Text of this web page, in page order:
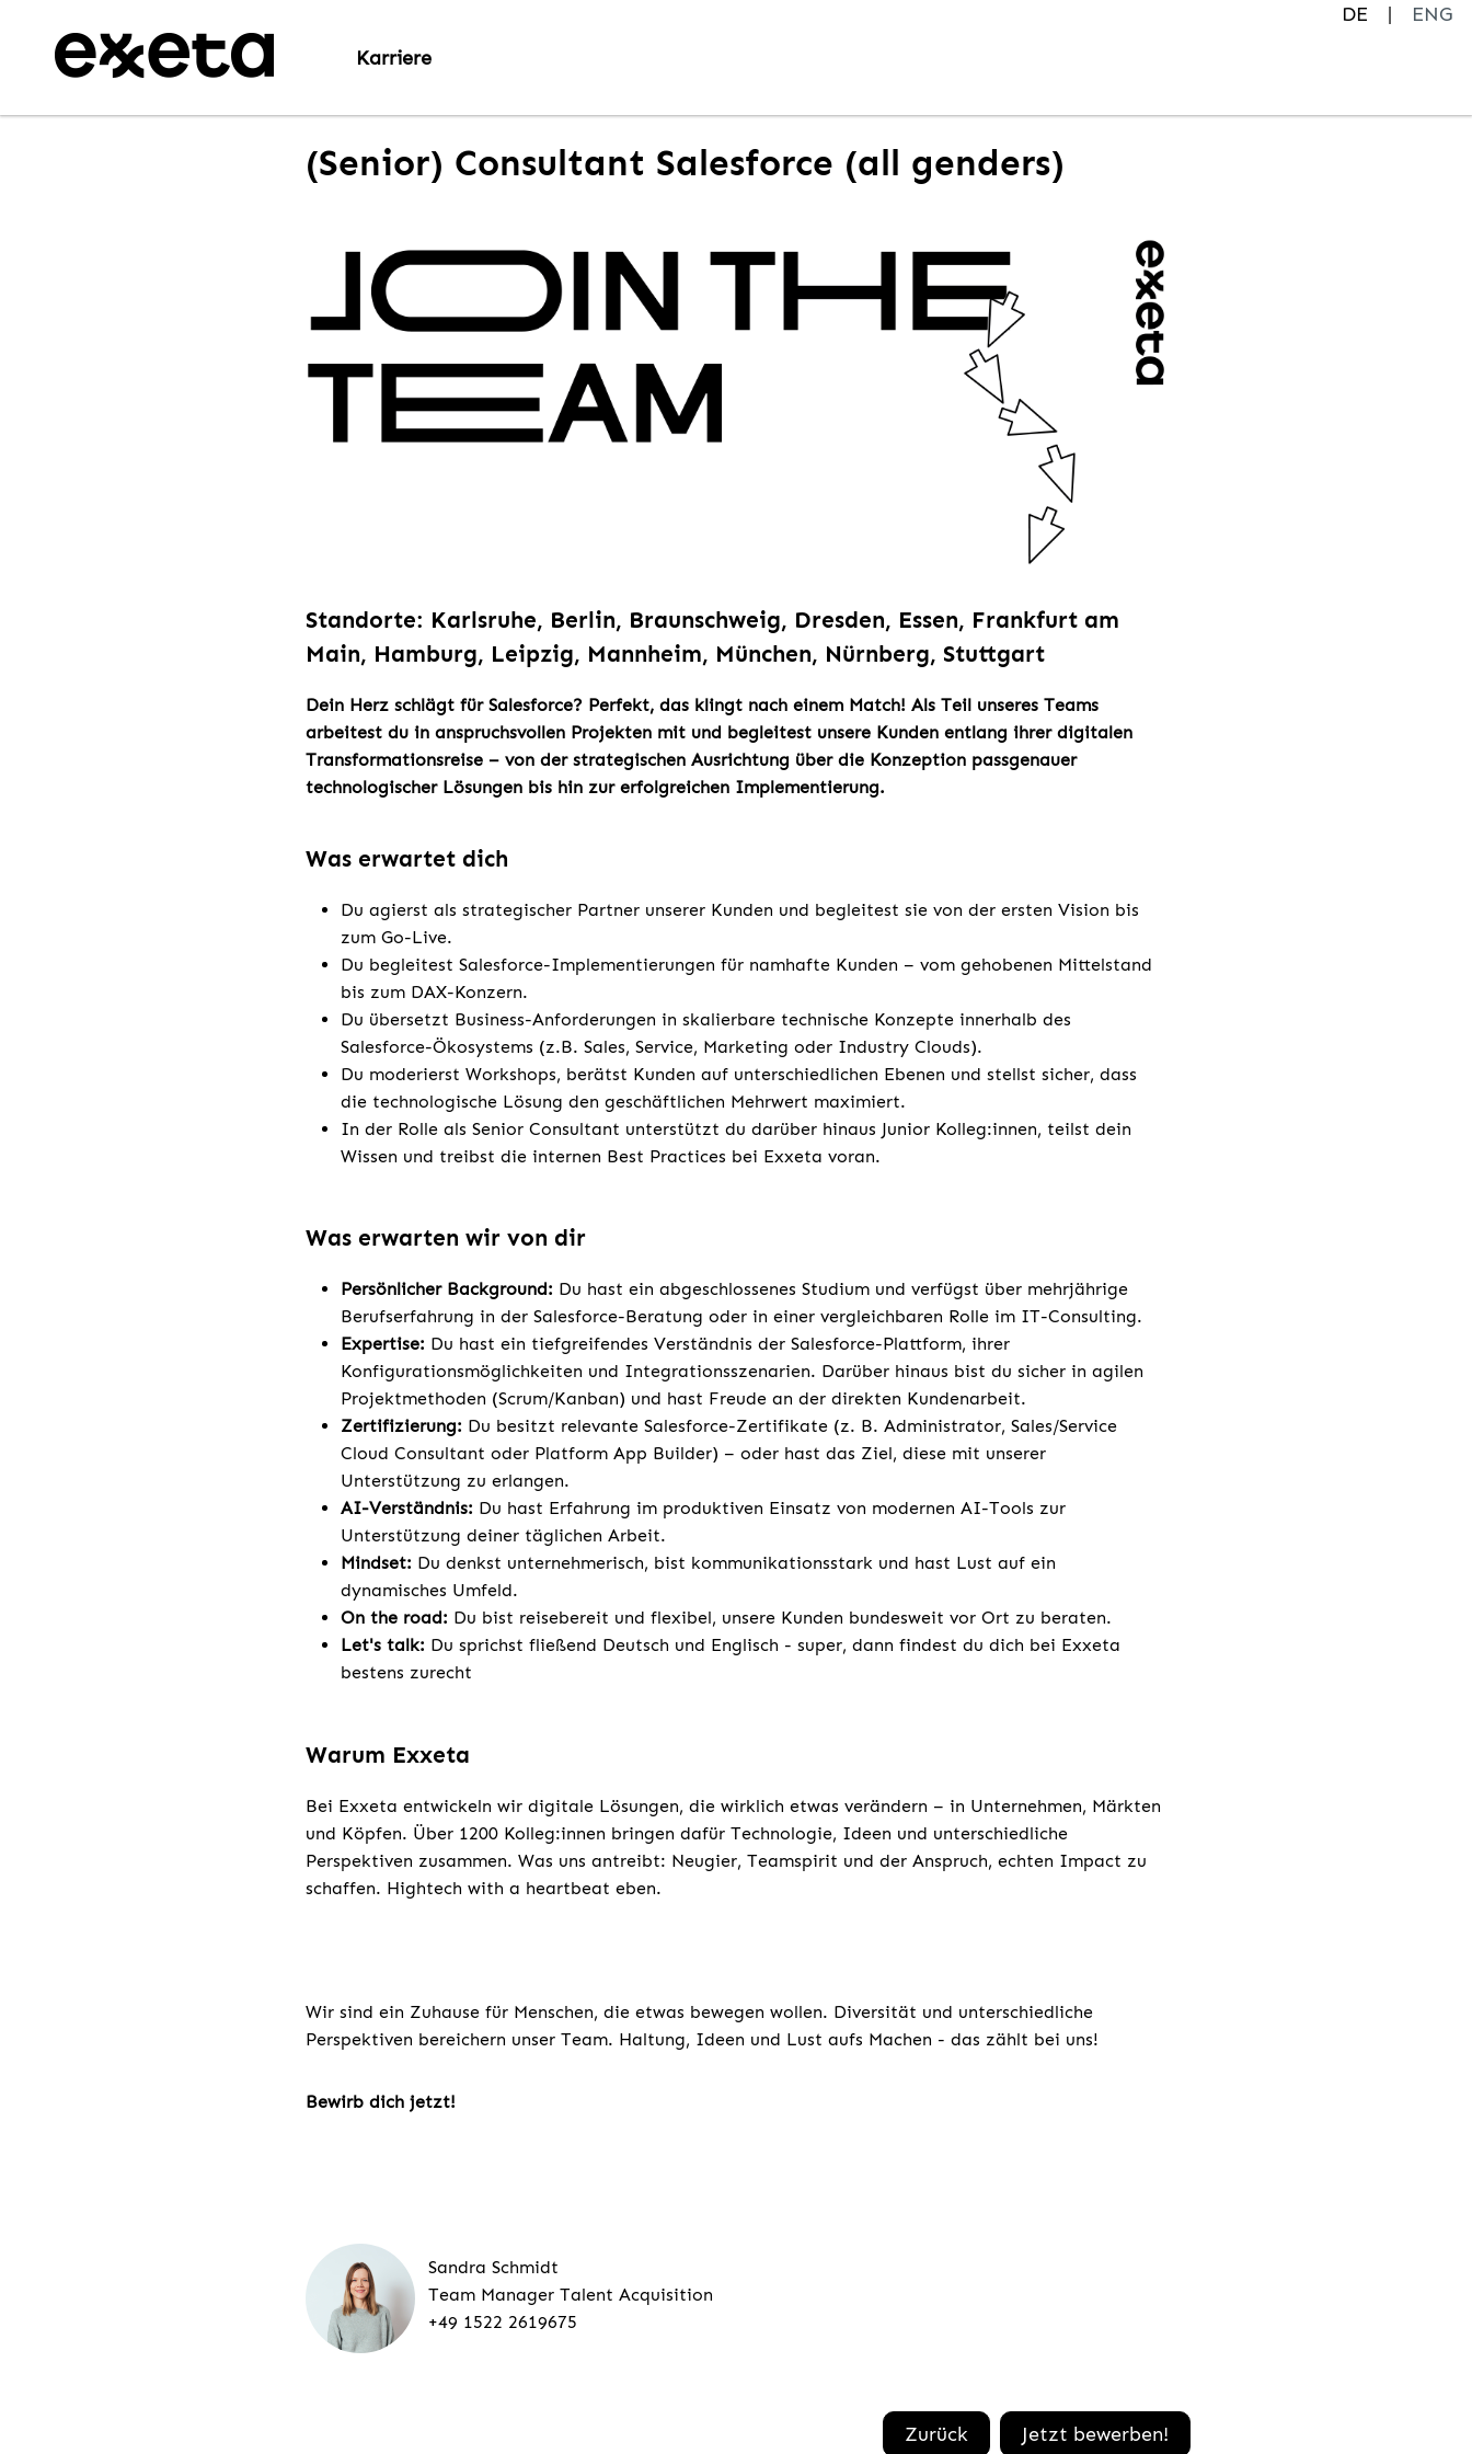
DE
ENG
Karriere
(Senior) Consultant Salesforce (all genders)
Standorte: Karlsruhe, Berlin, Braunschweig, Dresden, Essen, Frankfurt am
Main, Hamburg, Leipzig, Mannheim, München, Nürnberg, Stuttgart
Dein Herz schlägt für Salesforce? Perfekt, das klingt nach einem Match! Als Teil unseres Teams
arbeitest du in anspruchsvollen Projekten mit und begleitest unsere Kunden entlang ihrer digitalen
Transformationsreise – von der strategischen Ausrichtung über die Konzeption passgenauer
technologischer Lösungen bis hin zur erfolgreichen Implementierung.
Was erwartet dich
Du agierst als strategischer Partner unserer Kunden und begleitest sie von der ersten Vision bis
zum Go-Live.
Du begleitest Salesforce-Implementierungen für namhafte Kunden – vom gehobenen Mittelstand
bis zum DAX-Konzern.
Du übersetzt Business-Anforderungen in skalierbare technische Konzepte innerhalb des
Salesforce-Ökosystems (z.B. Sales, Service, Marketing oder Industry Clouds).
Du moderierst Workshops, berätst Kunden auf unterschiedlichen Ebenen und stellst sicher, dass
die technologische Lösung den geschäftlichen Mehrwert maximiert.
In der Rolle als Senior Consultant unterstützt du darüber hinaus Junior Kolleg:innen, teilst dein
Wissen und treibst die internen Best Practices bei Exxeta voran.
Was erwarten wir von dir
Persönlicher Background: Du hast ein abgeschlossenes Studium und verfügst über mehrjährige
Berufserfahrung in der Salesforce-Beratung oder in einer vergleichbaren Rolle im IT-Consulting.
Expertise: Du hast ein tiefgreifendes Verständnis der Salesforce-Plattform, ihrer
Konfigurationsmöglichkeiten und Integrationsszenarien. Darüber hinaus bist du sicher in agilen
Projektmethoden (Scrum/Kanban) und hast Freude an der direkten Kundenarbeit.
Zertifizierung: Du besitzt relevante Salesforce-Zertifikate (z. B. Administrator, Sales/Service
Cloud Consultant oder Platform App Builder) – oder hast das Ziel, diese mit unserer
Unterstützung zu erlangen.
AI-Verständnis: Du hast Erfahrung im produktiven Einsatz von modernen AI-Tools zur
Unterstützung deiner täglichen Arbeit.
Mindset: Du denkst unternehmerisch, bist kommunikationsstark und hast Lust auf ein
dynamisches Umfeld.
On the road: Du bist reisebereit und flexibel, unsere Kunden bundesweit vor Ort zu beraten.
Let's talk: Du sprichst fließend Deutsch und Englisch - super, dann findest du dich bei Exxeta
bestens zurecht
Warum Exxeta
Bei Exxeta entwickeln wir digitale Lösungen, die wirklich etwas verändern – in Unternehmen, Märkten
und Köpfen. Über 1200 Kolleg:innen bringen dafür Technologie, Ideen und unterschiedliche
Perspektiven zusammen. Was uns antreibt: Neugier, Teamspirit und der Anspruch, echten Impact zu
schaffen. Hightech with a heartbeat eben.
Wir sind ein Zuhause für Menschen, die etwas bewegen wollen. Diversität und unterschiedliche
Perspektiven bereichern unser Team. Haltung, Ideen und Lust aufs Machen - das zählt bei uns!
Bewirb dich jetzt!
Sandra Schmidt
Team Manager Talent Acquisition
+49 1522 2619675
Zurück Jetzt bewerben!